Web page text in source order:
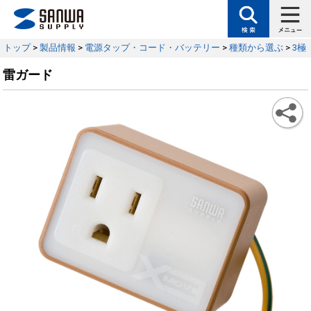
トップ> 製品情報 > 電源タップ・コード・バッテリー > 種類から選ぶ > 3極
雷ガード